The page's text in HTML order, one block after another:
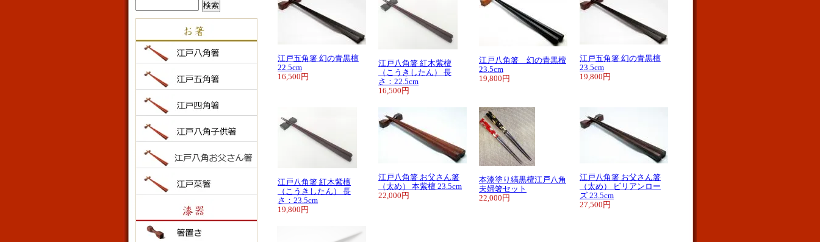
江戸五角箸 幻の青黒檀
22.5cm
16,500円
江戸八角箸 紅木紫檀
（こうきしたん） 長
さ：22.5cm
16,500円
江戸八角箸 幻の青黒檀
23.5cm
19,800円
江戸五角箸 幻の青黒檀
23.5cm
19,800円
江戸八角箸 紅木紫檀
（こうきしたん） 長
さ：23.5cm
19,800円
江戸八角箸 お父さん箸
（太め） 本紫檀 23.5cm
22,000円
本漆塗り縞黒檀江戸八角
夫婦箸セット
22,000円
江戸八角箸 お父さん箸
（太め） ビリアンロー
ズ 23.5cm
27,500円